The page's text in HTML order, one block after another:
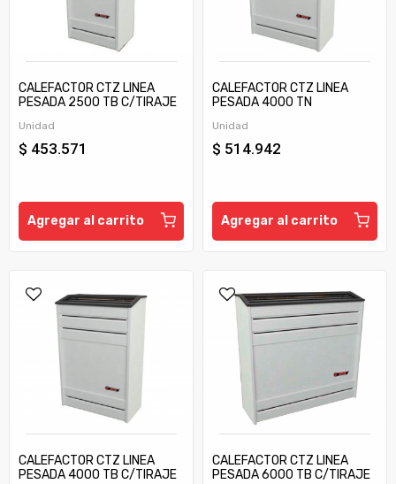
CALEFACTOR CTZ LINEA
PESADA 2500 TB C/TIRAJE
Unidad
$ 453.571
Agregar al carrito
CALEFACTOR CTZ LINEA
PESADA 4000 TN
Unidad
$ 514.942
Agregar al carrito
CALEFACTOR CTZ LINEA
PESADA 4000 TB C/TIRAJE
CALEFACTOR CTZ LINEA
PESADA 6000 TB C/TIRAJE